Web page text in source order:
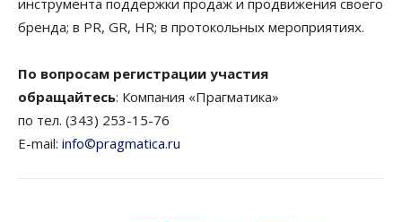
инструмента поддержки продаж и продвижения своего
бренда; в PR, GR, HR; в протокольных мероприятиях.
По вопросам регистрации участия
обращайтесь: Компания «Прагматика»
по тел. (343) 253-15-76
E-mail: info©pragmatica.ru